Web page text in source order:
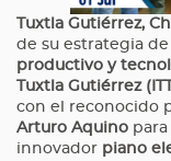
Tuxtla Gutiérrez,
de su estrategia
productivo y
Tuxtla Gutiérrez
con el reconocido
Arturo Aquino
innovador piano